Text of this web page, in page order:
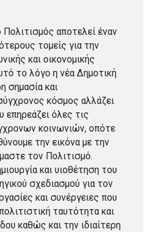
αποτελεί έναν
τομείς για την
και οικονομικής
το λόγο η νέα Δημοτική
σημασία και
κόσμος αλλάζει
επηρεάζει όλες τις
κοινωνιών, οπότε
την εικόνα με την
τον Πολιτισμό.
και υιοθέτηση του
σχεδιασμού για τον
και συνέργειες που
ταυτότητα και
καθώς και την ιδιαίτερη